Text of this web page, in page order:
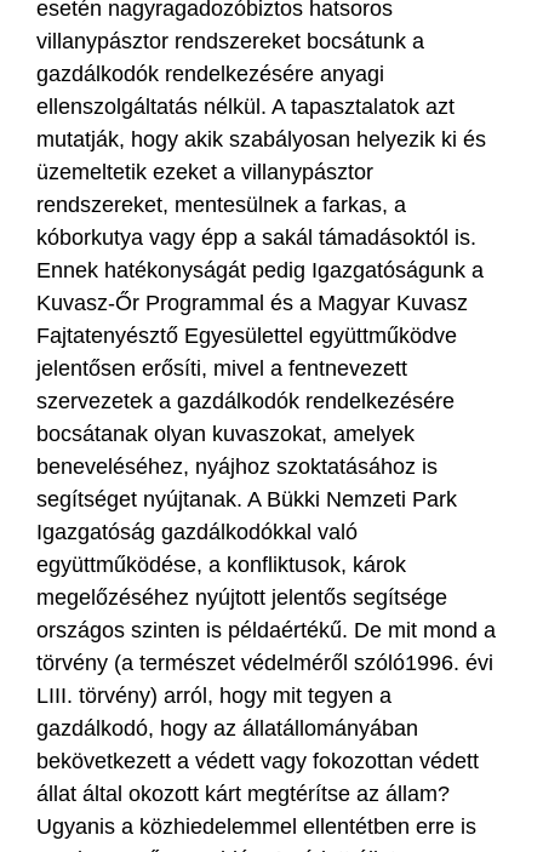
esetén nagyragadozóbiztos hatsoros
villanypásztor rendszereket bocsátunk a
gazdálkodók rendelkezésére anyagi
ellenszolgáltatás nélkül. A tapasztalatok azt
mutatják, hogy akik szabályosan helyezik ki és
üzemeltetik ezeket a villanypásztor
rendszereket, mentesülnek a farkas, a
kóborkutya vagy épp a sakál támadásoktól is.
Ennek hatékonyságát pedig Igazgatóságunk a
Kuvasz-Őr Programmal és a Magyar Kuvasz
Fajtatenyésztő Egyesülettel együttműködve
jelentősen erősíti, mivel a fentnevezett
szervezetek a gazdálkodók rendelkezésére
bocsátanak olyan kuvaszokat, amelyek
beneveléséhez, nyájhoz szoktatásához is
segítséget nyújtanak. A Bükki Nemzeti Park
Igazgatóság gazdálkodókkal való
együttműködése, a konfliktusok, károk
megelőzéséhez nyújtott jelentős segítsége
országos szinten is példaértékű. De mit mond a
törvény (a természet védelméről szóló1996. évi
LIII. törvény) arról, hogy mit tegyen a
gazdálkodó, hogy az állatállományában
bekövetkezett a védett vagy fokozottan védett
állat által okozott kárt megtérítse az állam?
Ugyanis a közhiedelemmel ellentétben erre is